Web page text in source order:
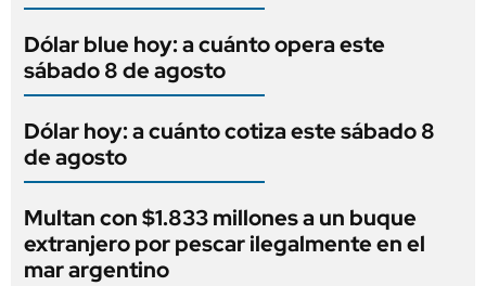
Dólar blue hoy: a cuánto opera este
sábado 8 de agosto
Dólar hoy: a cuánto cotiza este sábado 8
de agosto
Multan con $1.833 millones a un buque
extranjero por pescar ilegalmente en el
mar argentino